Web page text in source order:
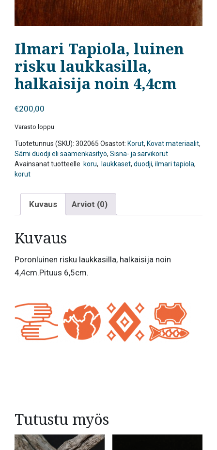
Ilmari Tapiola, luinen
risku laukkasilla,
halkaisija noin 4,4cm
€200,00
Varasto loppu
Tuotetunnus (SKU): 302065 Osastot: Korut, Kovat materiaalit,
Sámi duodji eli saamenkäsityö, Sisna- ja sarvikorut
Avainsanat tuotteelle koru, laukkaset, duodji, ilmari tapiola,
korut
Kuvaus Arviot (0)
Kuvaus
Poronluinen risku laukkasilla, halkaisija noin
4,4cm.Pituus 6,5cm.
Tutustu myös